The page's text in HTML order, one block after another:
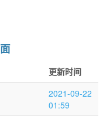
更新时间
2021-09-22
01:59